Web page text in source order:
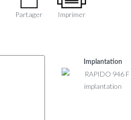
Partager Imprimer
Implantation